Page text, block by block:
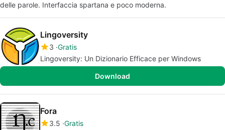
delle parole. Interfaccia spartana e poco moderna.
Lingoversity
3 Gratis
Lingoversity: Un Dizionario Efficace per Windows
Download
Fora
3.5 Gratis